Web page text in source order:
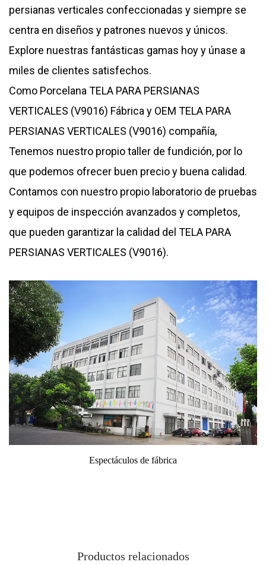
persianas verticales confeccionadas y siempre se
centra en diseños y patrones nuevos y únicos.
Explore nuestras fantásticas gamas hoy y únase a
miles de clientes satisfechos.
Como Porcelana TELA PARA PERSIANAS
VERTICALES (V9016) Fábrica y OEM TELA PARA
PERSIANAS VERTICALES (V9016) compañía,
Tenemos nuestro propio taller de fundición, por lo
que podemos ofrecer buen precio y buena calidad.
Contamos con nuestro propio laboratorio de pruebas
y equipos de inspección avanzados y completos,
que pueden garantizar la calidad del TELA PARA
PERSIANAS VERTICALES (V9016).
Productos relacionados